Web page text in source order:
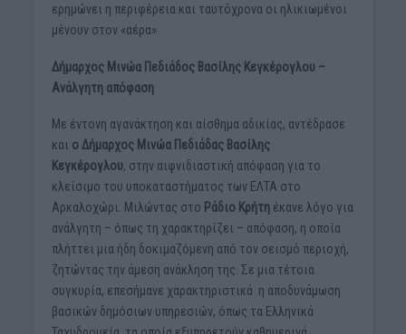
ερημώνει η περιφέρεια και ταυτόχρονα οι ηλικιωμένοι
μένουν στον «αέρα».
Δήμαρχος Μινώα Πεδιάδος Βασίλης Κεγκέρογλου –
Ανάλγητη απόφαση
Με έντονη αγανάκτηση και αίσθημα αδικίας, αντέδρασε
και ο Δήμαρχος Μινώα Πεδιάδας Βασίλης
Κεγκέρογλου, στην αιφνιδιαστική απόφαση για το
κλείσιμο του υποκαταστήματος των ΕΛΤΑ στο
Αρκαλοχώρι. Μιλώντας στο Ράδιο Κρήτηέκανε λόγο για
ανάλγητη – όπως τη χαρακτηρίζει – απόφαση, η οποία
πλήττει μια ήδη δοκιμαζόμενη από τον σεισμό περιοχή,
ζητώντας την άμεση ανάκληση της. Σε μια τέτοια
συγκυρία, επεσήμανε χαρακτηριστικά η αποδυνάμωση
βασικών δημόσιων υπηρεσιών, όπως τα Ελληνικά